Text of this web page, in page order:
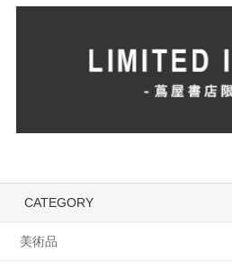
CATEGORY
美術品